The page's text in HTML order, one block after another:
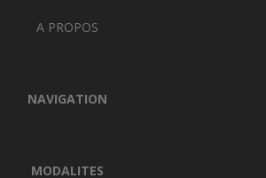
A PROPOS
NAVIGATION
MODALITES